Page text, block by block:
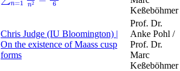
n=1 n2 6
Keßeböhmer
Chris Judge (IU Bloomington) |
On the existence of Maass cusp
forms
Prof. Dr.
Anke Pohl /
Prof. Dr.
Marc
Keßeböhmer